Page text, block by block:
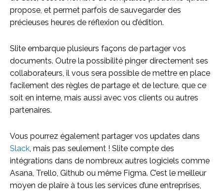
propose, et permet parfois de sauvegarder des
précieuses heures de réflexion ou d’édition.
Slite embarque plusieurs façons de partager vos
documents. Outre la possibilité pinger directement ses
collaborateurs, il vous sera possible de mettre en place
facilement des règles de partage et de lecture, que ce
soit en interne, mais aussi avec vos clients ou autres
partenaires.
Vous pourrez également partager vos updates dans
Slack, mais pas seulement ! Slite compte des
intégrations dans de nombreux autres logiciels comme
Asana, Trello, Github ou même Figma. C’est le meilleur
moyen de plaire à tous les services d’une entreprises,